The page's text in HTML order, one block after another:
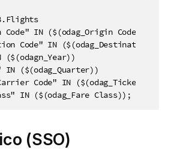
Code" IN ($(odag_Origin Code))
Code" IN ($(odag_Destination
($(odagn_Year))
IN ($(odag_Quarter))
Code" IN ($(odag_Ticket Carrier
(SSO)